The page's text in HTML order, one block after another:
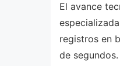
El avance
registros en
de segundos.